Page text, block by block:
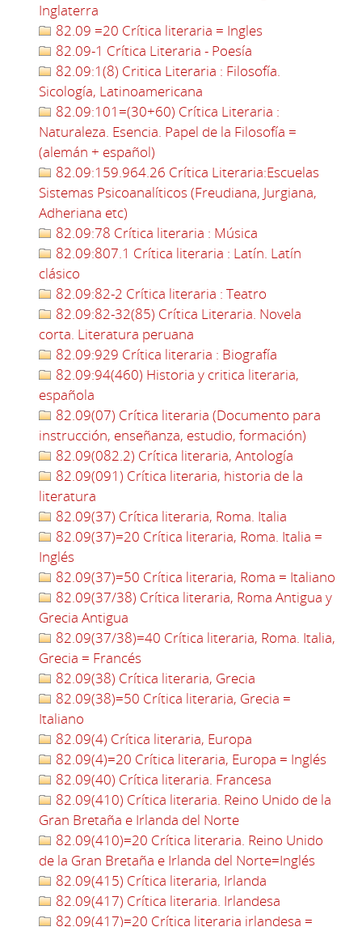
Inglaterra
82.09 =20 Crítica literaria = Ingles
82.09-1 Crítica Literaria - Poesía
82.09:1(8) Critica Literaria : Filosofía.
Sicología, Latinoamericana
82.09:101=(30+60) Crítica Literaria :
Naturaleza. Esencia. Papel de la Filosofía =
(alemán + español)
82.09:159.964.26 Crítica Literaria:Escuelas
Sistemas Psicoanalíticos (Freudiana, Jurgiana,
Adheriana etc)
82.09:78 Crítica literaria : Música
82.09:807.1 Crítica literaria : Latín. Latín
clásico
82.09:82-2 Crítica literaria : Teatro
82.09:82-32(85) Crítica Literaria. Novela
corta. Literatura peruana
82.09:929 Crítica literaria : Biografía
82.09:94(460) Historia y critica literaria,
española
82.09(07) Crítica literaria (Documento para
instrucción, enseñanza, estudio, formación)
82.09(082.2) Crítica literaria, Antología
82.09(091) Crítica literaria, historia de la
literatura
82.09(37) Crítica literaria, Roma. Italia
82.09(37)=20 Crítica literaria, Roma. Italia =
Inglés
82.09(37)=50 Crítica literaria, Roma = Italiano
82.09(37/38) Crítica literaria, Roma Antigua y
Grecia Antigua
82.09(37/38)=40 Crítica literaria, Roma. Italia,
Grecia = Francés
82.09(38) Crítica literaria, Grecia
82.09(38)=50 Crítica literaria, Grecia =
Italiano
82.09(4) Crítica literaria, Europa
82.09(4)=20 Crítica literaria, Europa = Inglés
82.09(40) Crítica literaria. Francesa
82.09(410) Crítica literaria. Reino Unido de la
Gran Bretaña e Irlanda del Norte
82.09(410)=20 Crítica literaria. Reino Unido
de la Gran Bretaña e Irlanda del Norte=Inglés
82.09(415) Crítica literaria, Irlanda
82.09(417) Crítica literaria. Irlandesa
82.09(417)=20 Crítica literaria irlandesa =